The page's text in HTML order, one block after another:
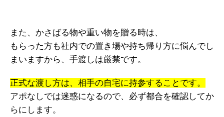
また、かさばる物や重い物を贈る時は、
もらった方も社内での置き場や持ち帰り方に悩んでし
まいますから、手渡しは厳禁です。
正式な渡し方は、相手の自宅に持参することです。
アポなしでは迷惑になるので、必ず都合を確認してか
らにします。